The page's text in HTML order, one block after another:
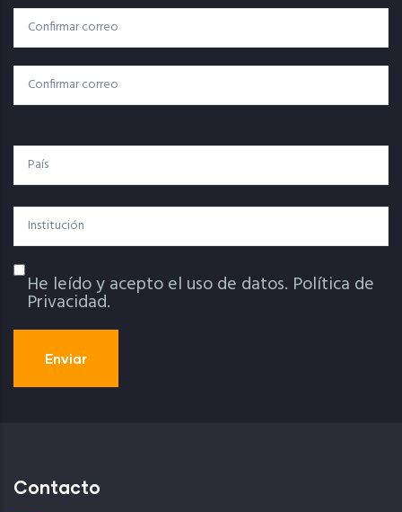
Correo
Electrónico
Correo Electrónico
Confirmar Correo
País
Institución
Política De Privacidad
He leído y acepto el uso de datos. Política de
Privacidad.
Contacto